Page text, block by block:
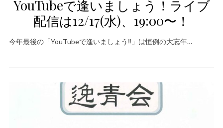
YouTubeで逢いましょう！ライブ
配信は12/17(水)、19:00〜！
今年最後の「YouTubeで逢いましょう‼️」は恒例の大忘年…